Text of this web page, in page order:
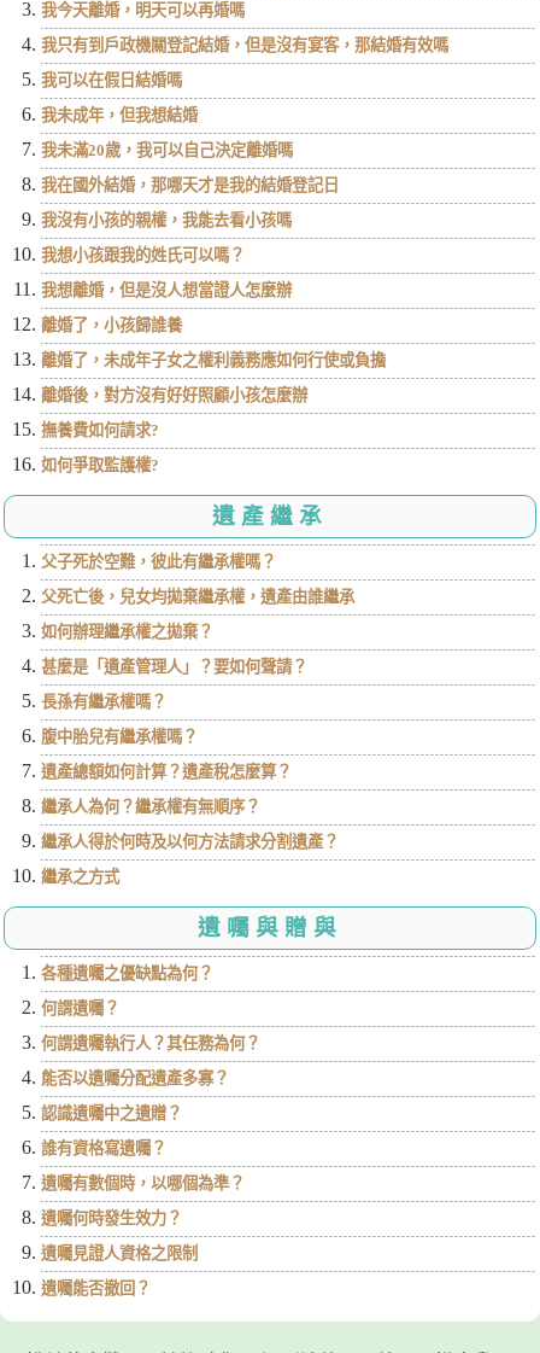
我今天離婚，明天可以再婚嗎
我只有到戶政機關登記結婚，但是沒有宴客，那結婚有效嗎
我可以在假日結婚嗎
我未成年，但我想結婚
我未滿20歲，我可以自己決定離婚嗎
我在國外結婚，那哪天才是我的結婚登記日
我沒有小孩的親權，我能去看小孩嗎
我想小孩跟我的姓氏可以嗎？
我想離婚，但是沒人想當證人怎麼辦
離婚了，小孩歸誰養
離婚了，未成年子女之權利義務應如何行使或負擔
離婚後，對方沒有好好照顧小孩怎麼辦
撫養費如何請求?
如何爭取監護權?
遺產繼承
父子死於空難，彼此有繼承權嗎？
父死亡後，兒女均拋棄繼承權，遺產由誰繼承
如何辦理繼承權之拋棄？
甚麼是「遺產管理人」？要如何聲請？
長孫有繼承權嗎？
腹中胎兒有繼承權嗎？
遺產總額如何計算？遺產稅怎麼算？
繼承人為何？繼承權有無順序？
繼承人得於何時及以何方法請求分割遺產？
繼承之方式
遺囑與贈與
各種遺囑之優缺點為何？
何謂遺囑？
何謂遺囑執行人？其任務為何？
能否以遺囑分配遺產多寡？
認識遺囑中之遺贈？
誰有資格寫遺囑？
遺囑有數個時，以哪個為準？
遺囑何時發生效力？
遺囑見證人資格之限制
遺囑能否撤回？